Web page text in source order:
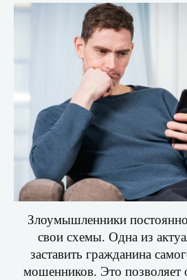
Злоумышленники
свои схемы. Одна из
заставить гражданина
мошенников. Это позволяет